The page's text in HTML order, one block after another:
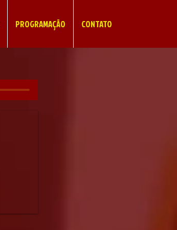
PROGRAMAÇÃO CONTATO